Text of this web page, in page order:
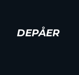
DEPÅER